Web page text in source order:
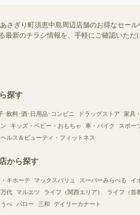
さぎり町須恵中島周辺店舗のお得なセール
新のチラシ情報を、手軽にご確認いただ
探す
･飲料･酒･日用品･コンビニ ドラッグストア
家具
キッズ・ベビー・おもちゃ 車・バイク
スポー
ヘルス＆ビューティ・フィットネス
から探す
・キホーテ マックスバリュ スーパーみらべる
イ
万代 マルエツ ライフ（関西エリア）
ライフ（首
べ バロー 三和 デイリーカナート